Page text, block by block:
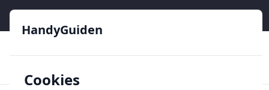
HandyGuiden
Cookies